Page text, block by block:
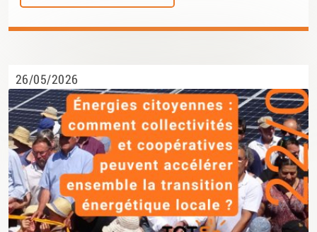
26/05/2026